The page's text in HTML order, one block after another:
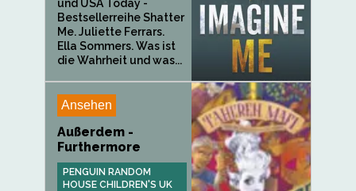
und USA Today -
Bestsellerreihe Shatter
Me. Juliette Ferrars.
Ella Sommers. Was ist
die Wahrheit und was...
Ansehen
Außerdem -
Furthermore
PENGUIN RANDOM
HOUSE CHILDREN'S UK